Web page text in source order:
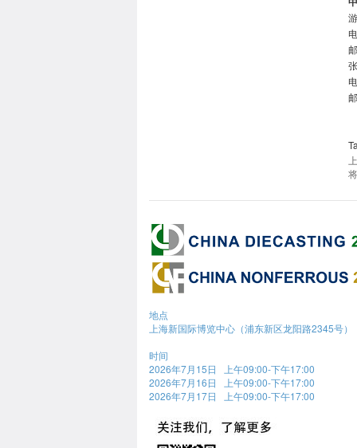
地点
上海新国际博览中心（浦东新区龙阳路2345号）
时间
2026年7月15日 上午09:00-下午17:00
2026年7月16日 上午09:00-下午17:00
2026年7月17日 上午09:00-下午17:00